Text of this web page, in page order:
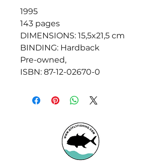
1995
143 pages
DIMENSIONS: 15,5x21,5 cm
BINDING: Hardback
Pre-owned,
ISBN: 87-12-02670-0